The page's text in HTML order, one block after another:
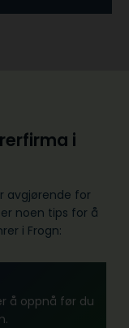
i
avgjørende for
noen tips for å
i Frogn:
å oppnå før du